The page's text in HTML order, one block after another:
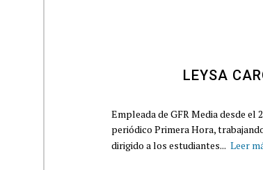
LEYSA
Empleada de GFR Media desde
periódico Primera Hora,
dirigido a los estudiantes... Leer